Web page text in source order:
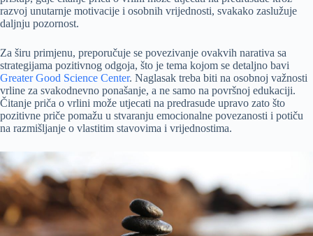
razvoj unutarnje motivacije i osobnih vrijednosti, svakako zaslužuje
daljnju pozornost.
Za širu primjenu, preporučuje se povezivanje ovakvih narativa sa
strategijama pozitivnog odgoja, što je tema kojom se detaljno bavi
Greater Good Science Center. Naglasak treba biti na osobnoj važnosti
vrline za svakodnevno ponašanje, a ne samo na površnoj edukaciji.
Čitanje priča o vrlini može utjecati na predrasude upravo zato što
pozitivne priče pomažu u stvaranju emocionalne povezanosti i potiču
na razmišljanje o vlastitim stavovima i vrijednostima.